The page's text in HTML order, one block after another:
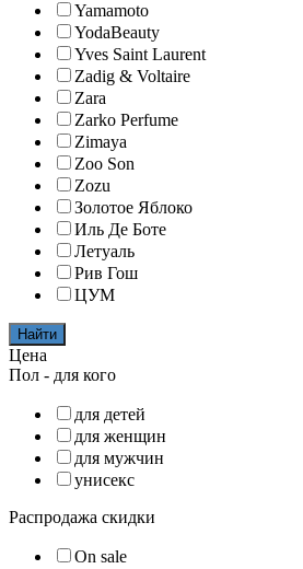
Yamamoto
YodaBeauty
Yves Saint Laurent
Zadig & Voltaire
Zara
Zarko Perfume
Zimaya
Zoo Son
Zozu
Золотое Яблоко
Иль Де Боте
Летуаль
Рив Гош
ЦУМ
Найти
Цена
Пол - для кого
для детей
для женщин
для мужчин
унисекс
Распродажа скидки
On sale